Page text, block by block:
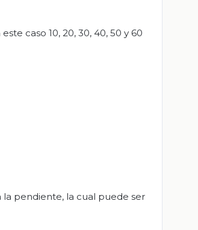
caso 10, 20, 30, 40, 50 y 60
la pendiente, la cual puede ser